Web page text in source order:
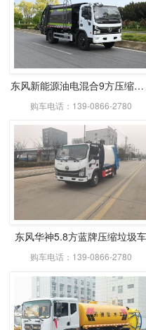
东风新能源油电混合9方压缩式垃圾车
购车电话：139-0866-2780
东风华神5.8方蓝牌压缩垃圾车
购车电话：139-0866-2780